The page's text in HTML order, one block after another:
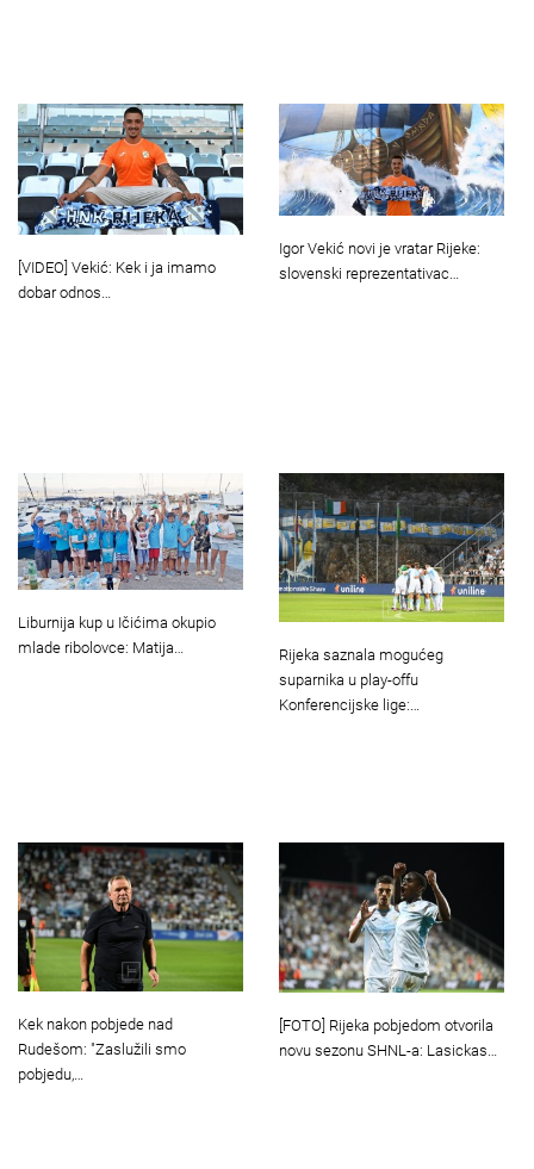
[VIDEO] Vekić: Kek i ja imamo
dobar odnos…
Igor Vekić novi je vratar Rijeke:
slovenski reprezentativac…
Liburnija kup u Ičićima okupio
mlade ribolovce: Matija…
Rijeka saznala mogućeg
suparnika u play-offu
Konferencijske lige:…
Kek nakon pobjede nad
Rudešom: "Zaslužili smo
pobjedu,…
[FOTO] Rijeka pobjedom otvorila
novu sezonu SHNL-a: Lasickas…